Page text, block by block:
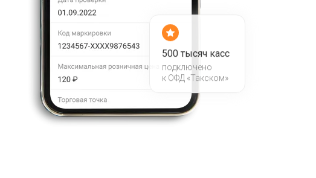
500 тысяч касс
подключено
к ОФД «Такском»